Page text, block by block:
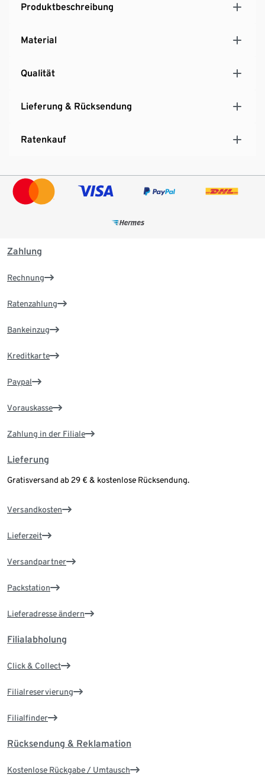
Produktbeschreibung
Material
Qualität
Lieferung & Rücksendung
Ratenkauf
Zahlung
Rechnung
Ratenzahlung
Bankeinzug
Kreditkarte
Paypal
Vorauskasse
Zahlung in der Filiale
Lieferung
Gratisversand ab 29 € & kostenlose Rücksendung.
Versandkosten
Lieferzeit
Versandpartner
Packstation
Lieferadresse ändern
Filialabholung
Click & Collect
Filialreservierung
Filialfinder
Rücksendung & Reklamation
Kostenlose Rückgabe / Umtausch